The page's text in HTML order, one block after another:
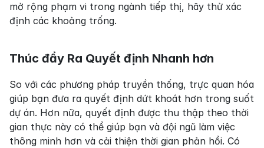
mở rộng phạm vi trong ngành tiếp thị, hãy thử xác
định các khoảng trống.
Thúc đẩy Ra Quyết định Nhanh hơn
So với các phương pháp truyền thống, trực quan hóa
giúp bạn đưa ra quyết định dứt khoát hơn trong suốt
dự án. Hơn nữa, quyết định được thu thập theo thời
gian thực này có thể giúp bạn và đội ngũ làm việc
thông minh hơn và cải thiện thời gian phản hồi. Có